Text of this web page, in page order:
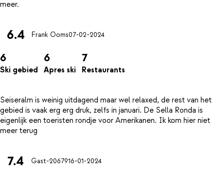
6.4 Frank Ooms07-02-2024
6
Ski gebied
6
Apres ski
7
Restaurants
Seiseralm is weinig uitdagend maar wel relaxed, de rest van het
gebied is vaak erg erg druk, zelfs in januari. De Sella Ronda is
eigenlijk een toeristen rondje voor Amerikanen. Ik kom hier niet
7.4 Gast-2067916-01-2024